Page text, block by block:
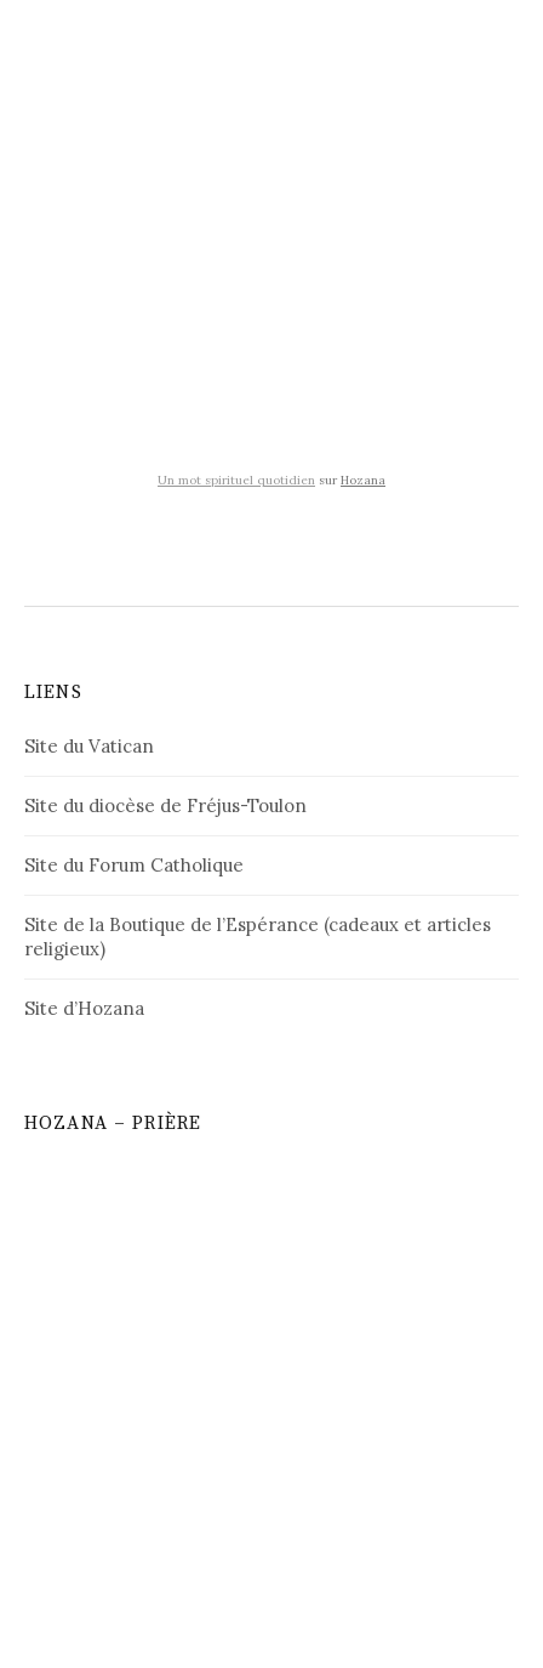
Un mot spirituel quotidien surHozana
LIENS
Site du Vatican
Site du diocèse de Fréjus-Toulon
Site du Forum Catholique
Site de la Boutique de l’Espérance (cadeaux et articles
religieux)
Site d’Hozana
HOZANA – PRIÈRE